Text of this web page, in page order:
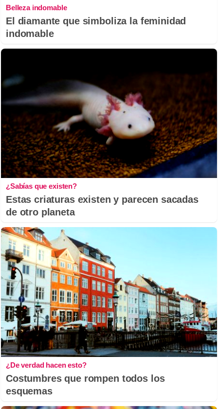
Belleza indomable
El diamante que simboliza la feminidad
indomable
¿Sabías que existen?
Estas criaturas existen y parecen sacadas
de otro planeta
¿De verdad hacen esto?
Costumbres que rompen todos los
esquemas